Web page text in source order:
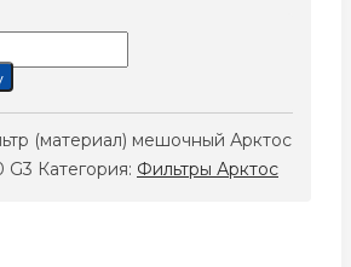
(материал) мешочный Арктос
G3 Категория: Фильтры Арктос